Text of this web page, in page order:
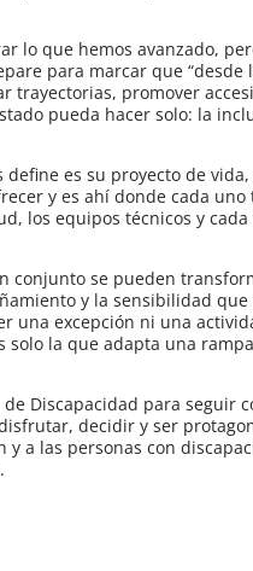
lo que hemos avanzado,
para marcar que “desde
trayectorias, promover
pueda hacer solo: la
es su proyecto de
y es ahí donde cada
los equipos técnicos y
conjunto se pueden
y la sensibilidad que
una excepción ni una
la que adapta una
Discapacidad para seguir
decidir y ser
a las personas con